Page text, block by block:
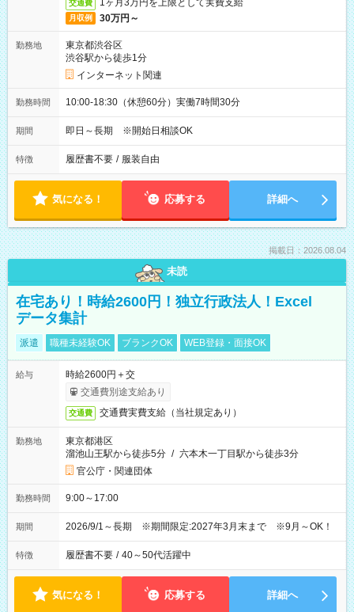
交通費 1ヶ月3万円を上限として実費支給
月収例 30万円～
勤務地
東京都渋谷区
渋谷駅から徒歩1分
インターネット関連
勤務時間 10:00-18:30（休憩60分）実働7時間30分
期間 即日～長期 ※開始日相談OK
特徴 履歴書不要 / 服装自由
気になる！ 応募する 詳細へ
掲載日：2026.08.04
未読
在宅あり！時給2600円！独立行政法人！Excel
データ集計
派遣 職種未経験OK ブランクOK WEB登録・面接OK
給与
時給2600円＋交
交通費別途支給あり
交通費 交通費実費支給（当社規定あり）
勤務地
東京都港区
溜池山王駅から徒歩5分 / 六本木一丁目駅から徒歩3分
官公庁・関連団体
勤務時間 9:00～17:00
期間 2026/9/1～長期 ※期間限定:2027年3月末まで ※9月～OK！
特徴 履歴書不要 / 40～50代活躍中
気になる！ 応募する 詳細へ